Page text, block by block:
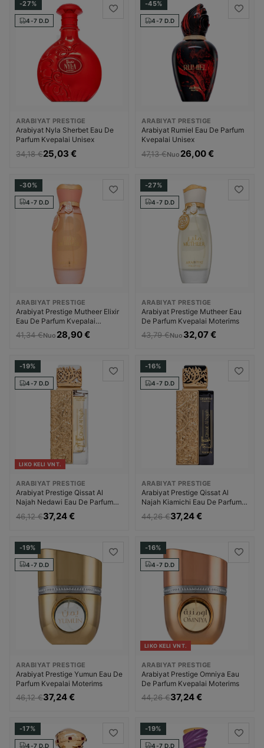
-27%
4-7 D.D
ARABIYAT PRESTIGE
Arabiyat Nyla Sherbet Eau De
Parfum Kvepalai Unisex
34,18 €25,03 €
-45%
4-7 D.D
ARABIYAT PRESTIGE
Arabiyat Rumiel Eau De Parfum
Kvepalai Unisex
47,13 €Nuo 26,00 €
-30%
4-7 D.D
ARABIYAT PRESTIGE
Arabiyat Prestige Mutheer Elixir
Eau De Parfum Kvepalai
Moterims
41,34 €Nuo 28,90 €
-27%
4-7 D.D
ARABIYAT PRESTIGE
Arabiyat Prestige Mutheer Eau
De Parfum Kvepalai Moterims
43,79 €Nuo 32,07 €
-19%
4-7 D.D
LIKO KELI VNT.
ARABIYAT PRESTIGE
Arabiyat Prestige Qissat Al
Najah Nedawi Eau De Parfum
Kvepalai Unisex
46,12 €37,24 €
-16%
4-7 D.D
ARABIYAT PRESTIGE
Arabiyat Prestige Qissat Al
Najah Kiamichi Eau De Parfum
Kvepalai Vyrams
44,26 €37,24 €
-19%
4-7 D.D
ARABIYAT PRESTIGE
Arabiyat Prestige Yumun Eau De
Parfum Kvepalai Moterims
46,12 €37,24 €
-16%
4-7 D.D
LIKO KELI VNT.
ARABIYAT PRESTIGE
Arabiyat Prestige Omniya Eau
De Parfum Kvepalai Moterims
44,26 €37,24 €
-17%
4-7 D.D
-19%
4-7 D.D